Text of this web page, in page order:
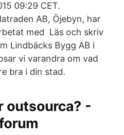
09:29 CET.
AB, Öjebyn, har
med Läs och skriv
Lindbäcks Bygg AB i
vi varandra om vad
bra i din stad.
outsourca? -